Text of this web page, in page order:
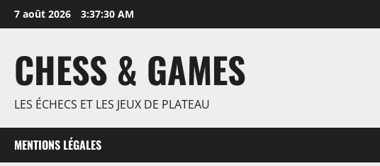
Passer
au
7 août 2026 3:37:31 AM
CHESS & GAMES
LES ÉCHECS ET LES JEUX DE PLATEAU
MENTIONS LÉGALES